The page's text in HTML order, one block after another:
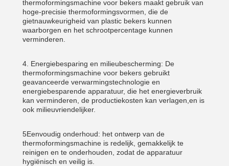
thermoformingsmachine voor bekers maakt gebruik van
hoge-precisie thermoformingsvormen, die de
gietnauwkeurigheid van plastic bekers kunnen
waarborgen en het schrootpercentage kunnen
verminderen.
4. Energiebesparing en milieubescherming: De
thermoformingsmachine voor bekers gebruikt
geavanceerde verwarmingstechnologie en
energiebesparende apparatuur, die het energieverbruik
kan verminderen, de productiekosten kan verlagen,en is
ook milieuvriendelijker.
5Eenvoudig onderhoud: het ontwerp van de
thermoformingsmachine is redelijk, gemakkelijk te
reinigen en te onderhouden, zodat de apparatuur
hygiënisch en veilig is.